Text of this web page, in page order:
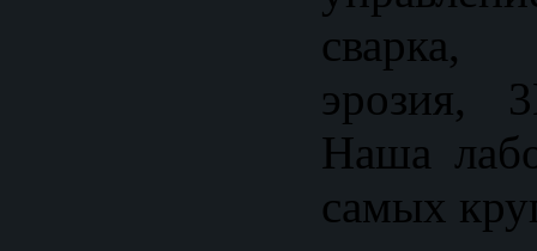
сварка,
эрозия,
Наша
самых